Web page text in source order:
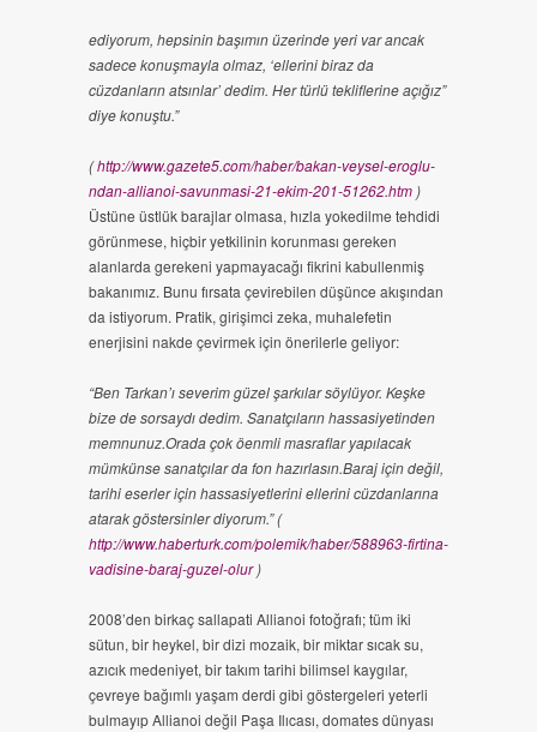
ediyorum, hepsinin başımın üzerinde yeri var ancak
sadece konuşmayla olmaz, ‘ellerini biraz da
cüzdanların atsınlar’ dedim. Her türlü tekliflerine açığız”
diye konuştu.”
(http://www.gazete5.com/haber/bakan-veysel-eroglu-
ndan-allianoi-savunmasi-21-ekim-201-51262.htm )
Üstüne üstlük barajlar olmasa, hızla yokedilme tehdidi
görünmese, hiçbir yetkilinin korunması gereken
alanlarda gerekeni yapmayacağı fikrini kabullenmiş
bakanımız. Bunu fırsata çevirebilen düşünce akışından
da istiyorum. Pratik, girişimci zeka, muhalefetin
enerjisini nakde çevirmek için önerilerle geliyor:
“Ben Tarkan’ı severim güzel şarkılar söylüyor. Keşke
bize de sorsaydı dedim. Sanatçıların hassasiyetinden
memnunuz.Orada çok öenmli masraflar yapılacak
mümkünse sanatçılar da fon hazırlasın.Baraj için değil,
tarihi eserler için hassasiyetlerini ellerini cüzdanlarına
atarak göstersinler diyorum.” (
http://www.haberturk.com/polemik/haber/588963-firtina-
vadisine-baraj-guzel-olur)
2008’den birkaç sallapati Allianoi fotoğrafı; tüm iki
sütun, bir heykel, bir dizi mozaik, bir miktar sıcak su,
azıcık medeniyet, bir takım tarihi bilimsel kaygılar,
çevreye bağımlı yaşam derdi gibi göstergeleri yeterli
bulmayıp Allianoi değil Paşa Ilıcası, domates dünyası